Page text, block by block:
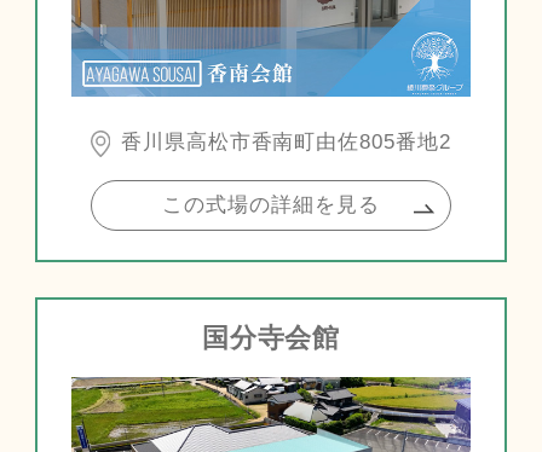
香川県高松市香南町由佐805番地2
この式場の詳細を見る
国分寺会館